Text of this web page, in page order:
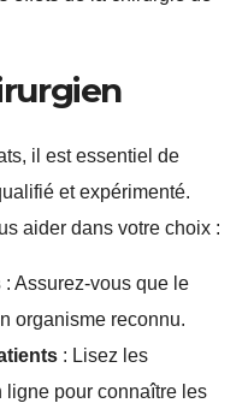
il est essentiel de
et expérimenté.
aider dans votre choix :
: Assurez-vous que le
organisme reconnu.
: Lisez les
ligne pour connaître les